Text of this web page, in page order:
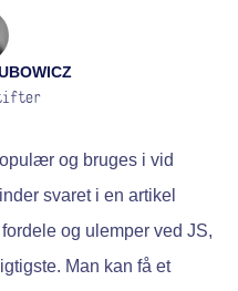
og bruges i vid
svaret i en artikel
og ulemper ved JS,
Man kan få et